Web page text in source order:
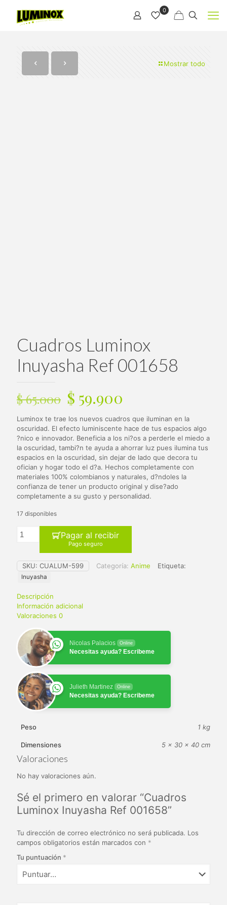
0
Mostrar todo
Cuadros Luminox
Inuyasha Ref 001658
$65.000 El
precio
original
era:
$ 65.000.
$ 59.900
precio
actual
es:
$ 59.900.
Luminox te trae los nuevos cuadros que iluminan en la
oscuridad. El efecto luminiscente hace de tus espacios algo
?nico e innovador. Beneficia a los ni?os a perderle el miedo a
la oscuridad, tambi?n te ayuda a ahorrar luz pues ilumina tus
espacios en la oscuridad, sin dejar de lado que decora tu
ofician y hogar todo el d?a. Hechos completamente con
materiales 100% colombianos y naturales, d?ndoles la
confianza de tener un producto original y dise?ado
completamente a su gusto y personalidad.
17 disponibles
Pagar al recibir
Pago seguro
SKU: CUALUM-599 Categoría: Anime Etiqueta:
Inuyasha
Descripción
Información adicional
Valoraciones 0
Nicolas Palacios Online
Necesitas ayuda? Escribeme
Julieth Martinez Online
Necesitas ayuda? Escribeme
Peso 1 kg
Dimensiones 5 × 30 × 40 cm
Valoraciones
No hay valoraciones aún.
Sé el primero en valorar “Cuadros
Luminox Inuyasha Ref 001658”
Tu dirección de correo electrónico no será publicada. Los
campos obligatorios están marcados con *
Tu puntuación *